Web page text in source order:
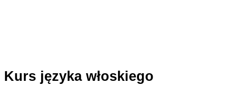
Kurs języka włoskiego